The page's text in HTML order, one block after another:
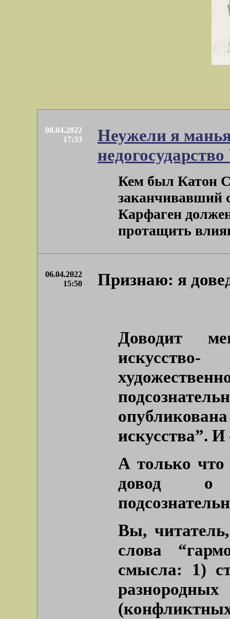
08.04.2022
17:33
Неужели я
Кем был Катон
заканчивавший
Карфаген
протащить
06.04.2022
15:50
Признаю: я
Доводит
искусства”.
А только
довод о
Вы,
слова
смысла: 1)